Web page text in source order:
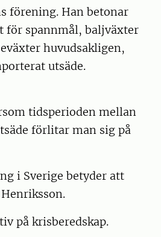
förening. Han betonar
för spannmål, baljväxter
huvudsakligen,
utsäde.
tidsperioden mellan
förlitar man sig på
i Sverige betyder att
på krisberedskap.